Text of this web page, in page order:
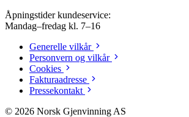
Åpningstider kundeservice:
Mandag–fredag kl. 7–16
Generelle vilkår
Personvern og vilkår
Cookies
Fakturaadresse
Pressekontakt
© 2026 Norsk Gjenvinning AS